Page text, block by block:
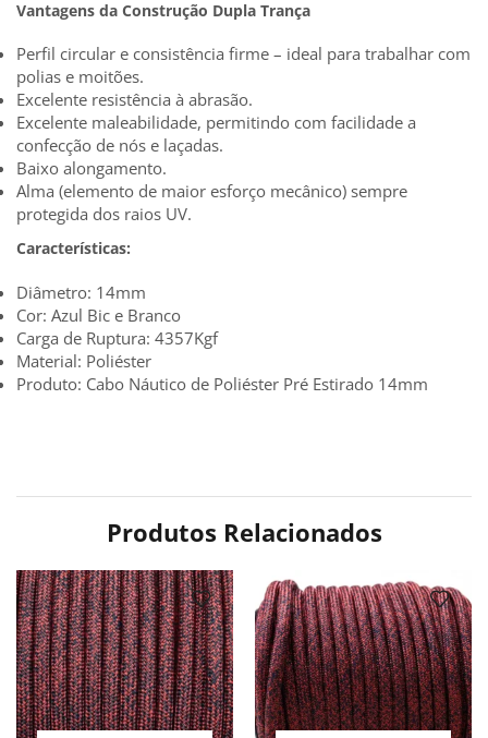
Vantagens da Construção Dupla Trança
Perfil circular e consistência firme – ideal para trabalhar com
polias e moitões.
Excelente resistência à abrasão.
Excelente maleabilidade, permitindo com facilidade a
confecção de nós e laçadas.
Baixo alongamento.
Alma (elemento de maior esforço mecânico) sempre
protegida dos raios UV.
Características:
Diâmetro: 14mm
Cor: Azul Bic e Branco
Carga de Ruptura: 4357Kgf
Material: Poliéster
Produto: Cabo Náutico de Poliéster Pré Estirado 14mm
Produtos Relacionados